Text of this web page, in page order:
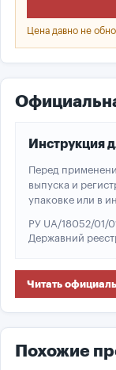
Цена давно не
Инструкция
Перед
выпуска и
упаковке или в
РУ UA/18052/01/
Державний
Читать
Похожие